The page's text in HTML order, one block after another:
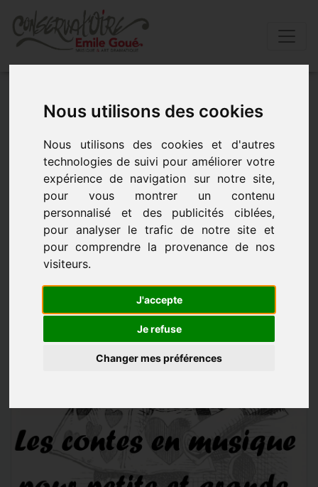
Nous utilisons des cookies
Nous utilisons des cookies et d'autres
technologies de suivi pour améliorer votre
expérience de navigation sur notre site,
pour vous montrer un contenu
personnalisé et des publicités ciblées,
pour analyser le trafic de notre site et
pour comprendre la provenance de nos
visiteurs.
J'accepte
Je refuse
Changer mes préférences
CONFÈRENCE B.M.I
- le 6 avril 2018 à 18h30